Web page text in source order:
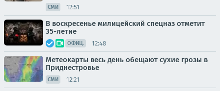
СМИ 12:51
В воскресенье милицейский спецназ отметит
35-летие
ОФИЦ. 12:48
Метеокарты весь день обещают сухие грозы в
Приднестровье
СМИ 12:21